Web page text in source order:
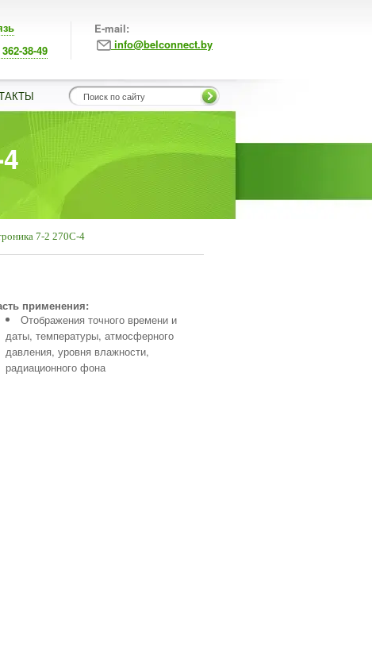
38-49
E-mail:
info@belconnect.by
7-2 270С-4
применения:
Отображения точного времени и
даты, температуры, атмосферного
давления, уровня влажности,
радиационного фона